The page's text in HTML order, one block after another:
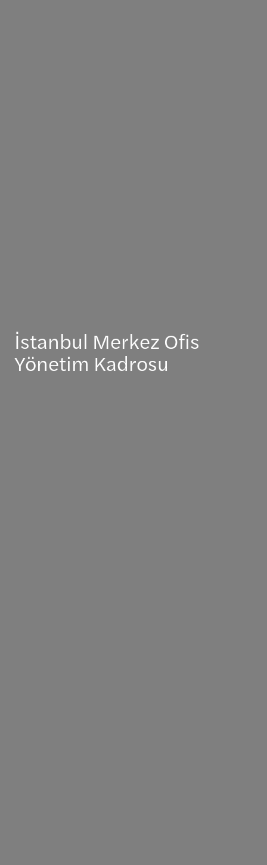
İstanbul Merkez Ofis
Yönetim Kadrosu